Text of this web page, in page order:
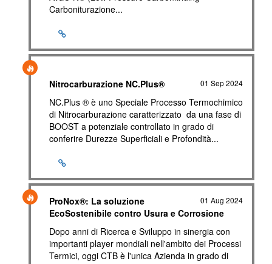
Carboniturazione...
01 Sep 2024
Nitrocarburazione NC.Plus®
NC.Plus ® è uno Speciale Processo Termochimico
di Nitrocarburazione caratterizzato da una fase di
BOOST a potenziale controllato in grado di
conferire Durezze Superficiali e Profondità...
01 Aug 2024
ProNox®: La soluzione
EcoSostenibile contro Usura e Corrosione
Dopo anni di Ricerca e Sviluppo in sinergia con
importanti player mondiali nell'ambito dei Processi
Termici, oggi CTB è l'unica Azienda in grado di